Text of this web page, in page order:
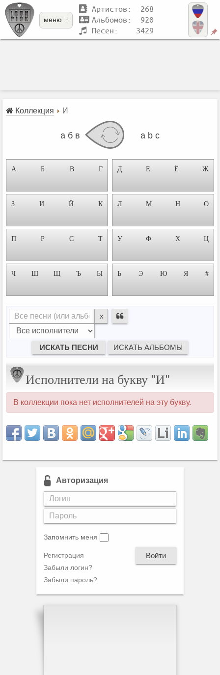
меню
Артистов: 268
Альбомов: 920
Песен: 3429
Коллекция И
а б в a b c
А Б В Г Д Е Ё Ж
З И Й К Л М Н О
П Р С Т У Ф Х Ц
Ч Ш Щ Ъ Ы Ь Э Ю Я #
x
Исполнители на букву "И"
В коллекции пока нет исполнителей на эту букву.
Авторизация
Запомнить меня
Войти
Регистрация
Забыли логин?
Забыли пароль?